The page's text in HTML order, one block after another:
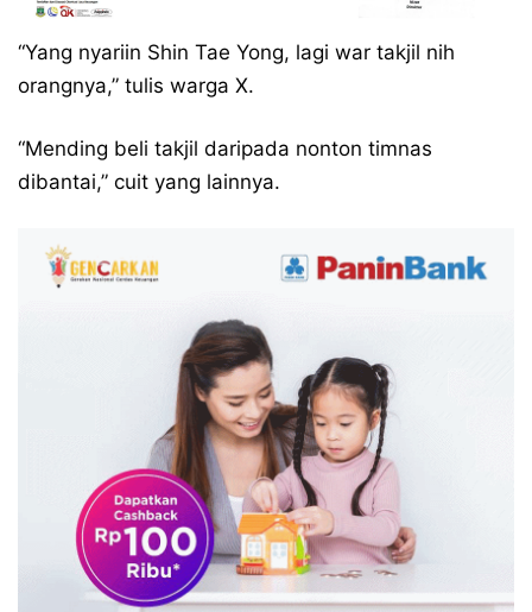
“Yang nyariin Shin Tae Yong, lagi war takjil nih
orangnya,” tulis warga X.
“Mending beli takjil daripada nonton timnas
dibantai,” cuit yang lainnya.